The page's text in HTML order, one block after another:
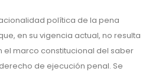
política de la pena
en su vigencia actual, no resulta
marco constitucional del saber
de ejecución penal. Se